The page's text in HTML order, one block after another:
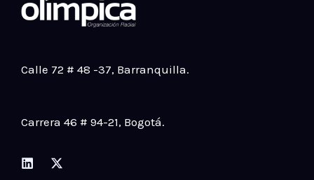
Calle 72 # 48 -37, Barranquilla.
Carrera 46 # 94-21, Bogotá.